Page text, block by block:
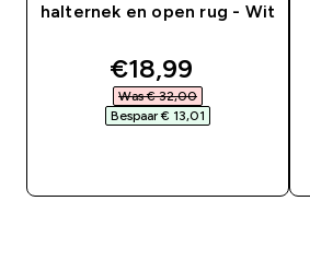
halternek en open rug - Wit
discounted price
€18,99‎
Was € 32,00‎
Bespaar € 13,01‎